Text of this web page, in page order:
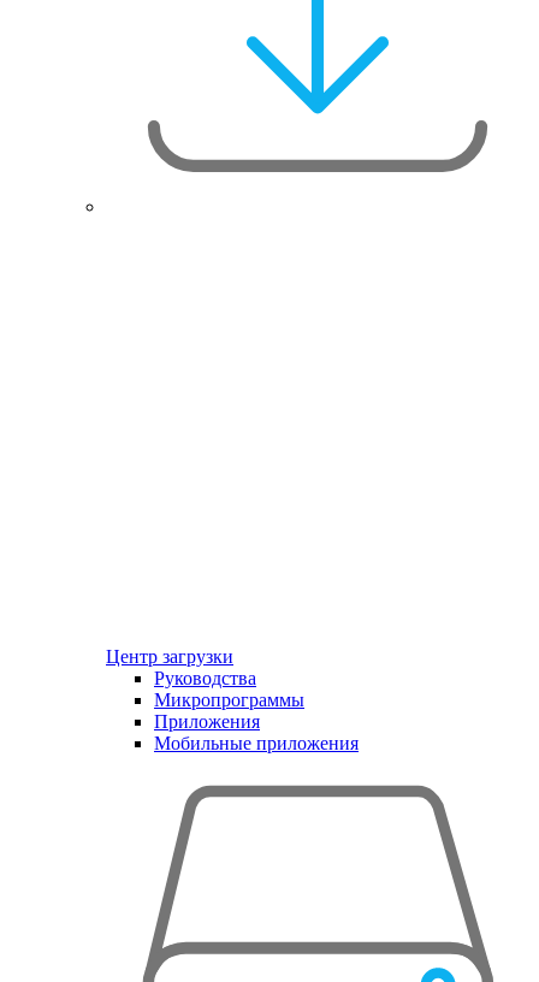
Центр загрузки
Руководства
Микропрограммы
Приложения
Мобильные приложения